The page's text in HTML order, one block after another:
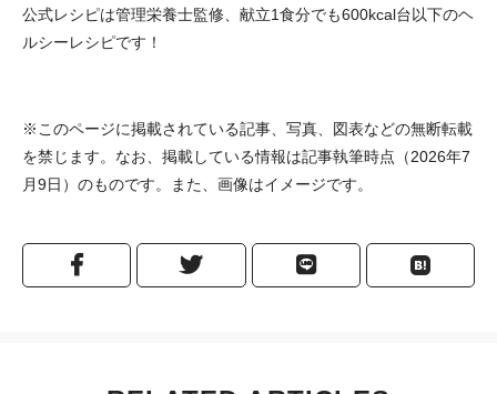
公式レシピは管理栄養士監修、献立1食分でも600kcal台以下のヘ
ルシーレシピです！
※このページに掲載されている記事、写真、図表などの無断転載
を禁じます。なお、掲載している情報は記事執筆時点（2026年7
月9日）のものです。また、画像はイメージです。